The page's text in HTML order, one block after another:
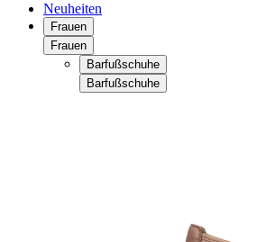
Neuheiten
Frauen
Frauen
Barfußschuhe
Barfußschuhe